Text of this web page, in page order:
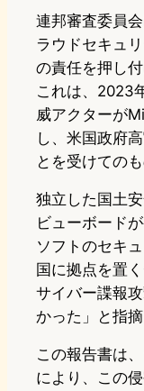
e
連邦審査委員
ラウドセキュ
の責任を押し
これは、2023
威アクターが
し、米国政府
とを受けてのも
独立した国土
ビューボード
ソフトのセキ
国に拠点を置
サイバー諜報
かった」と指摘
この報告書は
により、この